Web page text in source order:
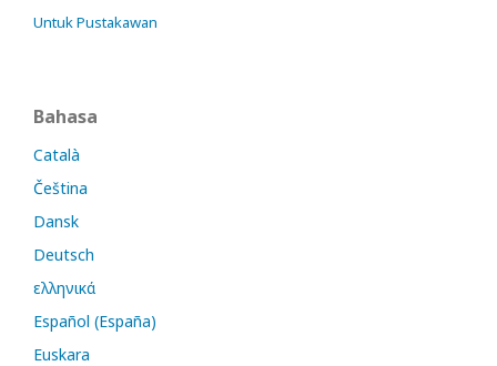
Untuk Pustakawan
Bahasa
Català
Čeština
Dansk
Deutsch
ελληνικά
Español (España)
Euskara